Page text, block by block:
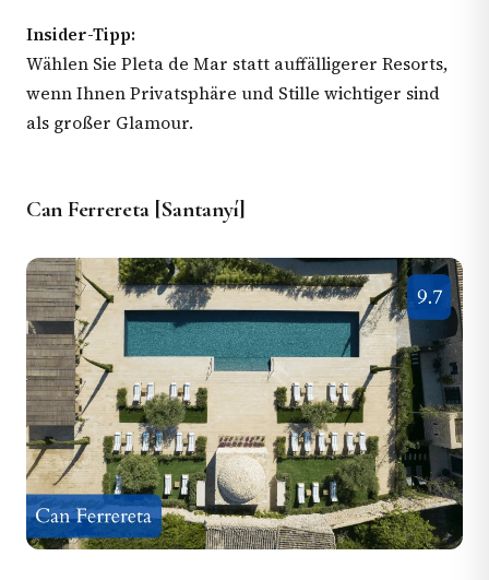
Insider-Tipp:
Wählen Sie Pleta de Mar statt auffälligerer Resorts,
wenn Ihnen Privatsphäre und Stille wichtiger sind
als großer Glamour.
Can Ferrereta [Santanyí]